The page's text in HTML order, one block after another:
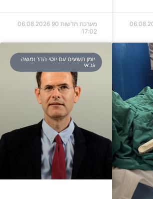
מערכת חדשות 90
06.08.2026
17:02
יומן תשעים עם יוסי הדר ומשה
גבאי